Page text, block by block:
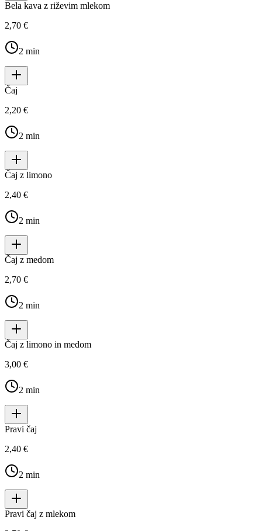
Bela kava z riževim mlekom
2,70 €
2 min
Čaj
2,20 €
2 min
Čaj z limono
2,40 €
2 min
Čaj z medom
2,70 €
2 min
Čaj z limono in medom
3,00 €
2 min
Pravi čaj
2,40 €
2 min
Pravi čaj z mlekom